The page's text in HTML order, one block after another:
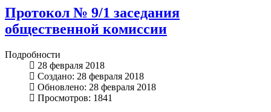
Протокол № 9/1 заседания
общественной комиссии
Подробности
28 февраля 2018
Создано: 28 февраля 2018
Обновлено: 28 февраля 2018
Просмотров: 1841